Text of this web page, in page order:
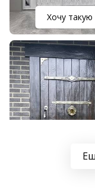
Хочу такую